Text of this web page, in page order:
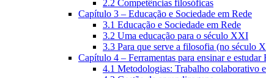
2.2 Competências filosóficas
Capítulo 3 – Educação e Sociedade em Rede
3.1 Educação e Sociedade em Rede
3.2 Uma educação para o século XXI
3.3 Para que serve a filosofia (no século
Capítulo 4 – Ferramentas para ensinar e estudar
4.1 Metodologias: Trabalho colaborativo